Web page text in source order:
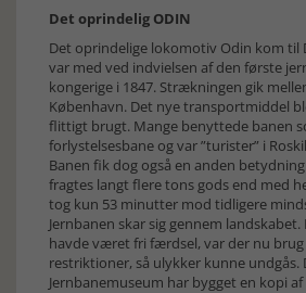
Det oprindelig ODIN
Det oprindelige lokomotiv Odin kom til
var med ved indvielsen af den første
kongerige i 1847. Strækningen gik
København. Det nye transportmiddel
flittigt brugt. Mange benyttede banen
forlystelsesbane og var ”turister” i
Banen fik dog også en anden
fragtes langt flere tons gods end med
tog kun 53 minutter mod tidligere
Jernbanen skar sig gennem
havde været fri færdsel, var der nu
restriktioner, så ulykker kunne undgås.
Jernbanemuseum har bygget en kopi